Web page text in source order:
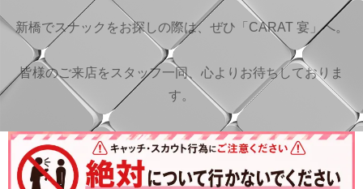
新橋でスナックをお探しの際は、ぜひ「CARAT 宴」へ。
皆様のご来店をスタッフ一同、心よりお待ちしておりま
す。